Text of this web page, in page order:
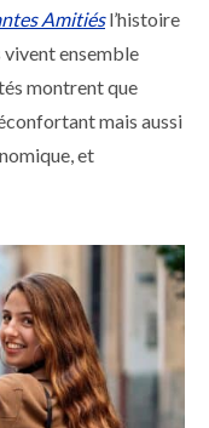
Amitiésl’histoire
ensemble
montrent que
mais aussi
et